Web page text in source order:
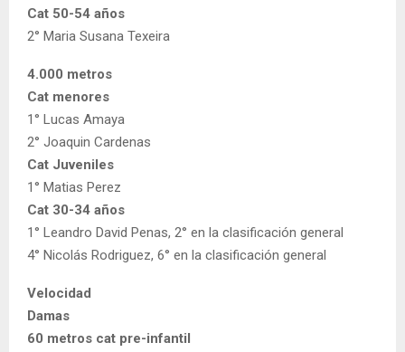
Cat 50-54 años
2° Maria Susana Texeira
4.000 metros
Cat menores
1° Lucas Amaya
2° Joaquin Cardenas
Cat Juveniles
1° Matias Perez
Cat 30-34 años
1° Leandro David Penas, 2° en la clasificación general
4° Nicolás Rodriguez, 6° en la clasificación general
Velocidad
Damas
60 metros cat pre-infantil